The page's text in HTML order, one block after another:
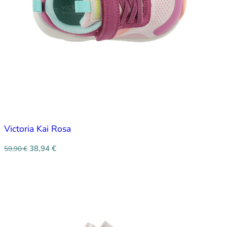
Victoria Kai Rosa
59,90€ 38,94 €